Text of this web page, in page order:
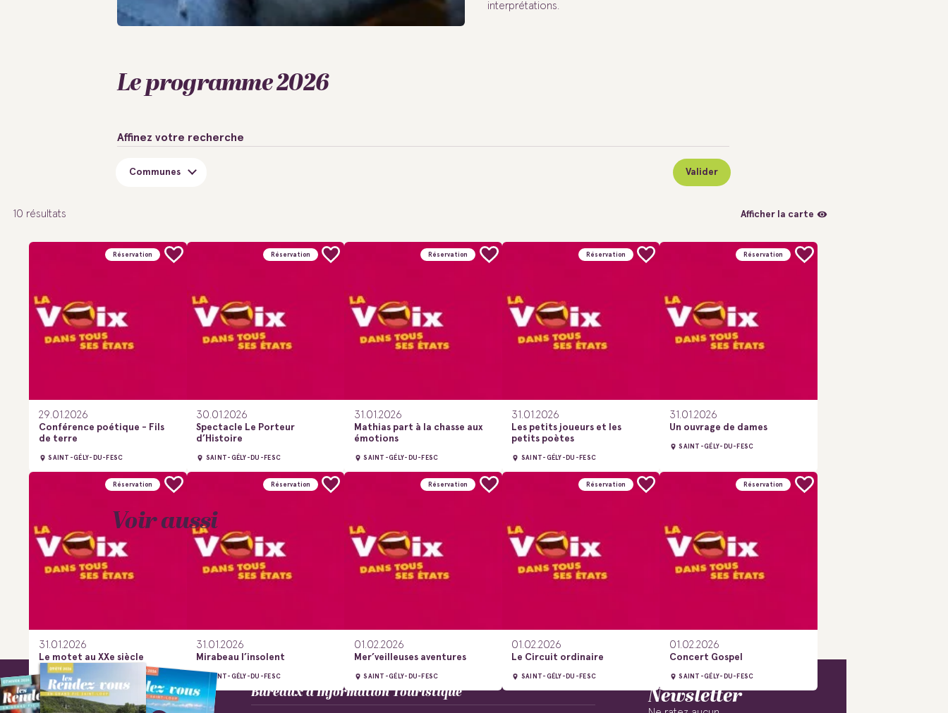
interprétations.
Le programme 2026
Affinez votre recherche
Communes Valider
10 résultats Afficher la carte
29.01.2026
Conférence poétique - Fils
de terre
SAINT-GÉLY-DU-FESC
Réservation
30.01.2026
Spectacle Le Porteur
d’Histoire
SAINT-GÉLY-DU-FESC
Réservation
31.01.2026
Mathias part à la chasse aux
émotions
SAINT-GÉLY-DU-FESC
Réservation
31.01.2026
Les petits joueurs et les
petits poètes
SAINT-GÉLY-DU-FESC
Réservation
31.01.2026
Un ouvrage de dames
SAINT-GÉLY-DU-FESC
Réservation
31.01.2026
Le motet au XXe siècle
SAINT-GÉLY-DU-FESC
Réservation
31.01.2026
Mirabeau l’insolent
SAINT-GÉLY-DU-FESC
Réservation
01.02.2026
Mer’veilleuses aventures
SAINT-GÉLY-DU-FESC
Réservation
01.02.2026
Le Circuit ordinaire
SAINT-GÉLY-DU-FESC
Réservation
01.02.2026
Concert Gospel
SAINT-GÉLY-DU-FESC
Réservation
Voir aussi
Culture & Bureaux d’Information Touristique Newsletter